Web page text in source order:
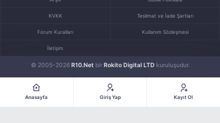
© 2005-2026 R10.Net bir Rokito Digital LTD kuruluşudur.
KVKK Teslimat ve İade Şartları
Forum Kuralları Kullanım Sözleşmesi
İletişim
Anasayfa Giriş Yap Kayıt Ol